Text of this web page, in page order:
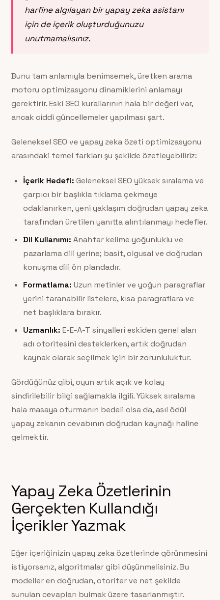
harfine algılayan bir yapay zeka asistanı
için de içerik oluşturduğunuzu
unutmamalısınız.
Bunu tam anlamıyla benimsemek, üretken arama
motoru optimizasyonu dinamiklerini anlamayı
gerektirir. Eski SEO kurallarının hala bir değeri var,
ancak ciddi güncellemeler yapılması şart.
Geleneksel SEO ve yapay zeka özeti optimizasyonu
arasındaki temel farkları şu şekilde özetleyebiliriz:
İçerik Hedefi: Geleneksel SEO yüksek sıralama ve
çarpıcı bir başlıkla tıklama çekmeye
odaklanırken, yeni yaklaşım doğrudan yapay zeka
tarafından üretilen yanıtta alıntılanmayı hedefler.
Dil Kullanımı: Anahtar kelime yoğunluklu ve
pazarlama dili yerine; basit, olgusal ve doğrudan
konuşma dili ön plandadır.
Formatlama: Uzun metinler ve yoğun paragraflar
yerini taranabilir listelere, kısa paragraflara ve
net başlıklara bırakır.
Uzmanlık: E-E-A-T sinyalleri eskiden genel alan
adı otoritesini desteklerken, artık doğrudan
kaynak olarak seçilmek için bir zorunluluktur.
Gördüğünüz gibi, oyun artık açık ve kolay
sindirilebilir bilgi sağlamakla ilgili. Yüksek sıralama
hala masaya oturmanın bedeli olsa da, asıl ödül
yapay zekanın cevabının doğrudan kaynağı haline
gelmektir.
Yapay Zeka Özetlerinin
Gerçekten Kullandığı
İçerikler Yazmak
Eğer içeriğinizin yapay zeka özetlerinde görünmesini
istiyorsanız, algoritmalar gibi düşünmelisiniz. Bu
modeller en doğrudan, otoriter ve net şekilde
sunulan cevapları bulmak üzere tasarlanmıştır.